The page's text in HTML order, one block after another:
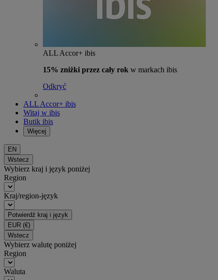
ALL Accor+ ibis
15% zniżki przez cały rok w markach ibis
Odkryć
ALL Accor+ ibis
Witaj w ibis
Butik ibis
Więcej
EN
Wstecz
Wybierz kraj i język poniżej
Region
Kraj/region-język
Potwierdź kraj i język
EUR (€)
Wstecz
Wybierz walutę poniżej
Region
Waluta